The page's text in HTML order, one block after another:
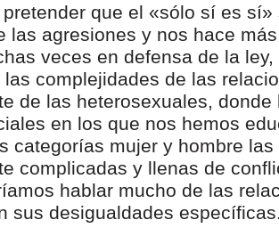
que el «sólo sí es
las agresiones y nos hace
veces en defensa de la
las complejidades de las
de las heterosexuales, donde
en los que nos hemos
categorías mujer y hombre las
complicadas y llenas de
hablar mucho de las
sus desigualdades